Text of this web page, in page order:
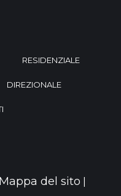
RESIDENZIALE
DIREZIONALE
Mappa del sito